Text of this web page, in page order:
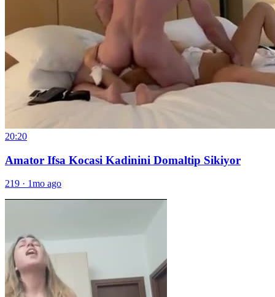
20:20
Amator Ifsa Kocasi Kadinini Domaltip Sikiyor
219 · 1mo ago